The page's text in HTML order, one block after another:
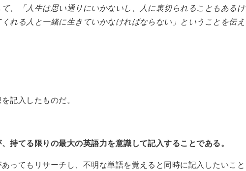
、「人生は思い通りにいかないし、人に裏切られることもあるけ
れる人と一緒に生きていかなければならない」ということを伝え
記入したものだ。
持てる限りの最大の英語力を意識して記入することである。
ってもリサーチし、不明な単語を覚えると同時に記入したいこと